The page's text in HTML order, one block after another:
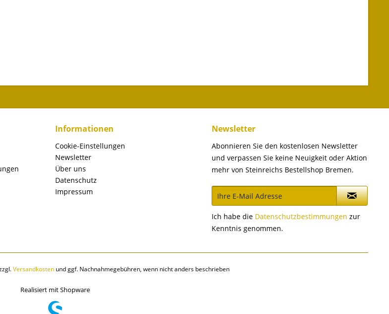
Informationen
Cookie-Einstellungen
Newsletter
Über uns
Datenschutz
Impressum
Newsletter
Abonnieren Sie den kostenlosen Newsletter
und verpassen Sie keine Neuigkeit oder Aktion
mehr von Steinreichs Bestellshop Bremen.
Ich habe die Datenschutzbestimmungen zur
Kenntnis genommen.
Versandkostenund ggf. Nachnahmegebühren, wenn nicht anders beschrieben
Realisiert mit Shopware